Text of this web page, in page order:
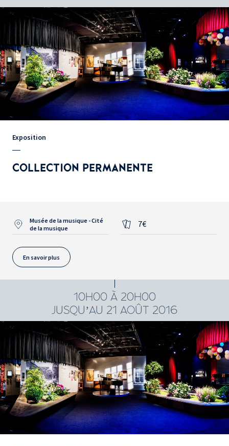
Exposition
COLLECTION PERMANENTE
Musée de la musique - Cité
de la musique
7€
En savoir plus
10H00 À 20H00
JUSQU’AU 21 AOÛT 2016